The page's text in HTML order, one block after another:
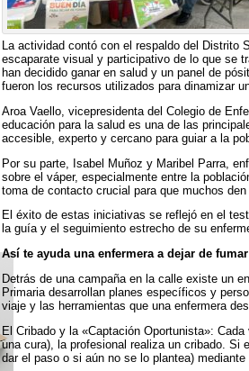
La actividad contó con el respaldo del
escaparate visual y participativo de lo que se
han decidido ganar en salud y un panel de
fueron los recursos utilizados para dinamizar
Aroa Vaello, vicepresidenta del Colegio de
educación para la salud es una de las
accesible, experto y cercano para guiar a la
Por su parte, Isabel Muñoz y Maribel Parra,
sobre el váper, especialmente entre la
toma de contacto crucial para que muchos den
El éxito de estas iniciativas se reflejó en el
la guía y el seguimiento estrecho de su
Así te ayuda una enfermera a dejar de fumar
Detrás de una campaña en la calle existe un
Primaria desarrollan planes específicos y
viaje y las herramientas que una enfermera
El Cribado y la «Captación Oportunista»:
una cura), la profesional realiza un cribado. Si
dar el paso o si aún no se lo plantea)